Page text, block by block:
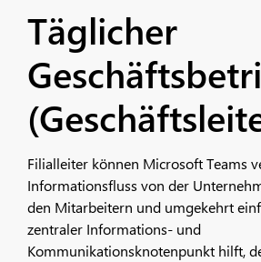
Täglicher
Filialleiter können Microsoft Teams
Informationsfluss von der
den Mitarbeitern und umgekehrt
zentraler Informations- und
Kommunikationsknotenpunkt hilft,